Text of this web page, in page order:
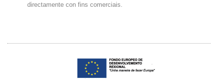
directamente con fins comerciais.